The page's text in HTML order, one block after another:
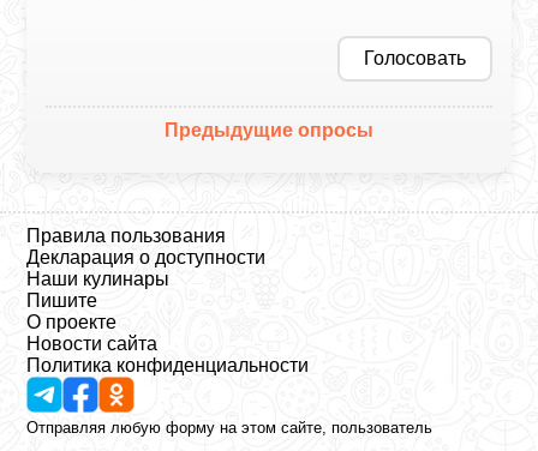
Голосовать
Предыдущие опросы
Правила пользования
Декларация о доступности
Наши кулинары
Пишите
О проекте
Новости сайта
Политика конфиденциальности
Отправляя любую форму на этом сайте, пользователь